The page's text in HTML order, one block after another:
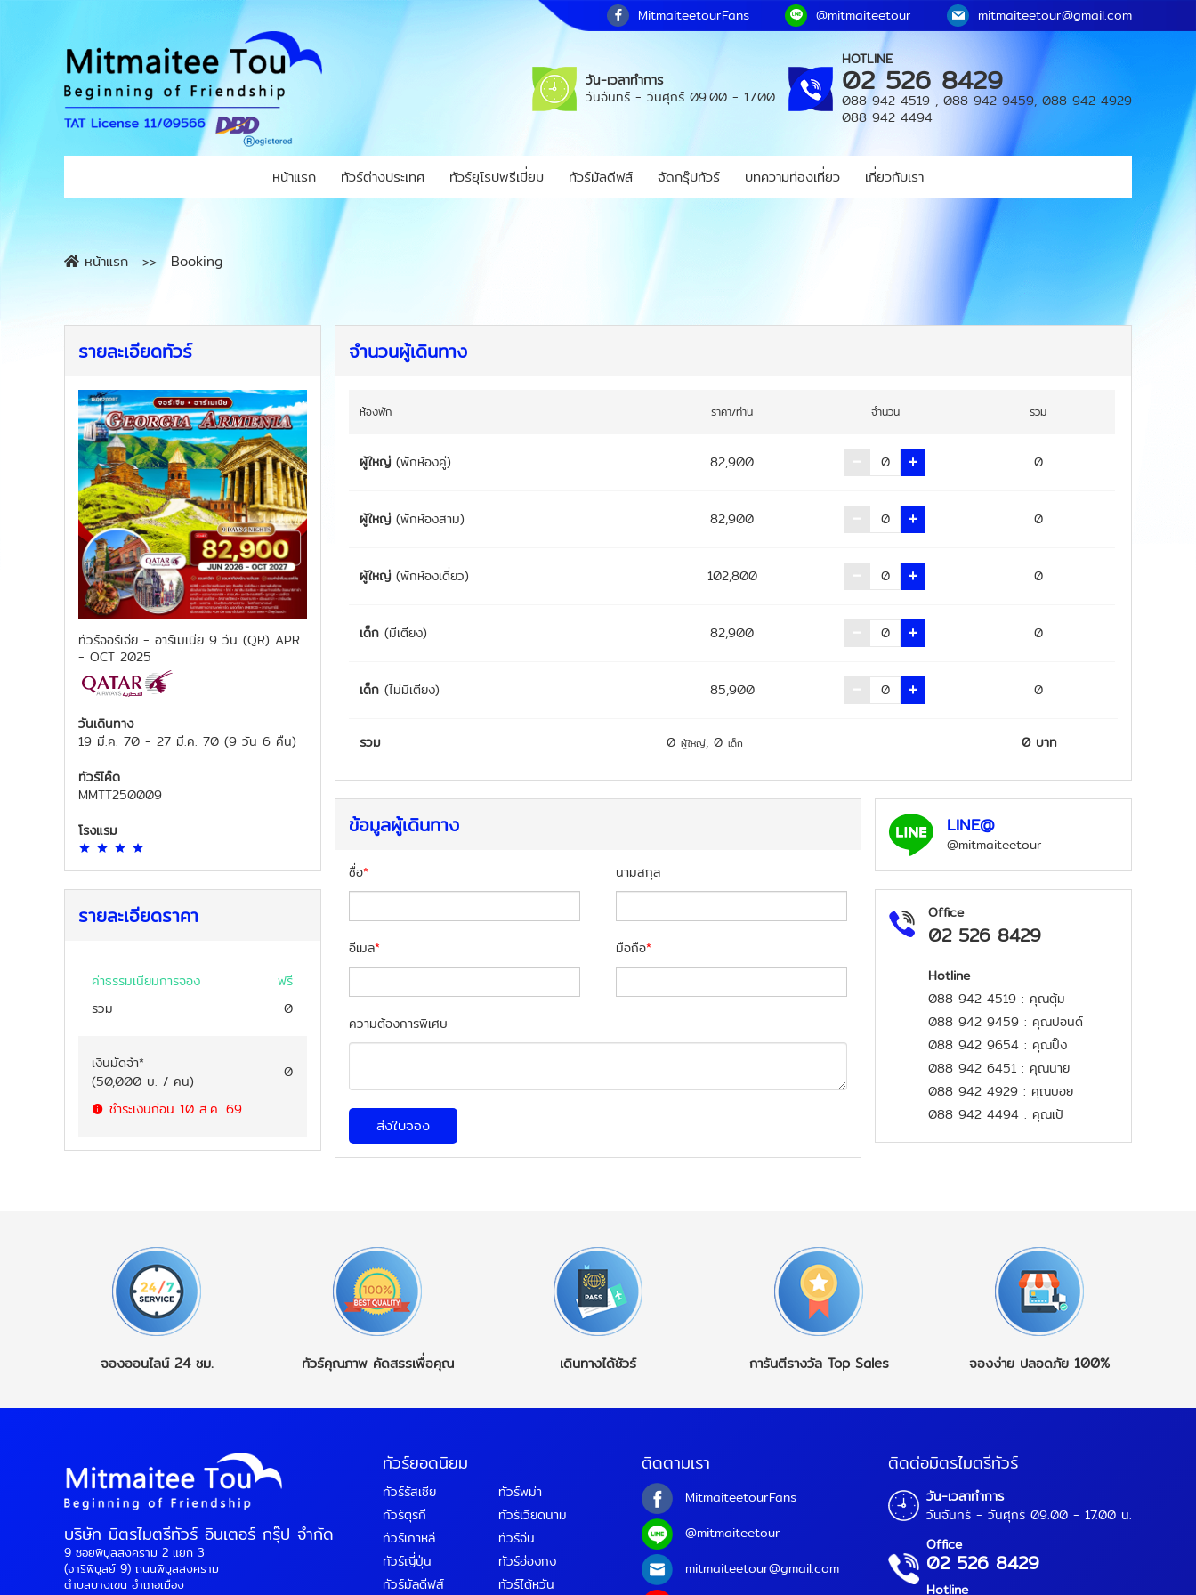
MitmaiteetourFans @mitmaiteetour mitmaiteetour@gmail.com
วัน-เวลาทำการ
วันจันทร์ - วันศุกร์ 09.00 - 17.00
HOTLINE
02 526 8429
088 942 4519 , 088 942 9459, 088 942 4929
088 942 4494
หน้าแรก ทัวร์ต่างประเทศ ทัวร์ยุโรปพรีเมี่ยม ทัวร์มัลดีฟส์ จัดกรุ๊ปทัวร์ บทความท่องเที่ยว เกี่ยวกับเรา
หน้าแรก Booking
รายละเอียดทัวร์
ทัวร์จอร์เจีย - อาร์เมเนีย 9 วัน (QR) APR
- OCT 2025
วันเดินทาง
19 มี.ค. 70 - 27 มี.ค. 70 (9 วัน 6 คืน)
ทัวร์โค๊ด
MMTT250009
โรงแรม
รายละเอียดราคา
ค่าธรรมเนียมการจอง
ฟรี
รวม
0
เงินมัดจำ*
(50,000 บ. / คน)
0
ชำระเงินก่อน 10 ส.ค. 69
จำนวนผู้เดินทาง
ห้องพัก ราคา/ท่าน จำนวน รวม
ผู้ใหญ่ (พักห้องคู่) 82,900 0
ผู้ใหญ่ (พักห้องสาม) 82,900 0
ผู้ใหญ่ (พักห้องเดี่ยว) 102,800 0
เด็ก (มีเตียง) 82,900 0
เด็ก (ไม่มีเตียง) 85,900 0
รวม 0 ผู้ใหญ่, 0 เด็ก 0 บาท
ข้อมูลผู้เดินทาง
ชื่อ* นามสกุล
อีเมล* มือถือ*
ความต้องการพิเศษ
ส่งใบจอง
LINE@
@mitmaiteetour
Office
02 526 8429
Hotline
088 942 4519 : คุณตุ้ม
088 942 9459 : คุณปอนด์
088 942 9654 : คุณปิ๊ง
088 942 6451 : คุณนาย
088 942 4929 : คุณบอย
088 942 4494 : คุณเป้
จองออนไลน์ 24 ชม. ทัวร์คุณภาพ คัดสรรเพื่อคุณ เดินทางได้ชัวร์ การันตีรางวัล Top Sales จองง่าย ปลอดภัย 100%
บริษัท มิตรไมตรีทัวร์ อินเตอร์ กรุ๊ป จำกัด
9 ซอยพิบูลสงคราม 2 แยก 3
(จาริพิบูลย์ 9) ถนนพิบูลสงคราม
ตำบลบางเขน อำเภอเมือง
ทัวร์ยอดนิยม
ทัวร์รัสเซีย
ทัวร์ตุรกี
ทัวร์เกาหลี
ทัวร์ญี่ปุ่น
ทัวร์มัลดีฟส์
ทัวร์พม่า
ทัวร์เวียดนาม
ทัวร์จีน
ทัวร์ฮ่องกง
ทัวร์ไต้หวัน
ติดตามเรา
MitmaiteetourFans
@mitmaiteetour
mitmaiteetour@gmail.com
ติดต่อมิตรไมตรีทัวร์
วัน-เวลาทำการ
วันจันทร์ - วันศุกร์ 09.00 - 17.00 น.
Office
02 526 8429
Hotline